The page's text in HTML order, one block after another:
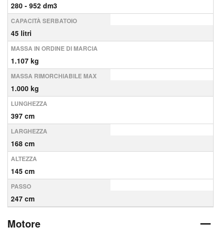
280 - 952 dm3
CAPACITÀ SERBATOIO
45 litri
MASSA IN ORDINE DI MARCIA
1.107 kg
MASSA RIMORCHIABILE MAX
1.000 kg
LUNGHEZZA
397 cm
LARGHEZZA
168 cm
ALTEZZA
145 cm
PASSO
247 cm
Motore